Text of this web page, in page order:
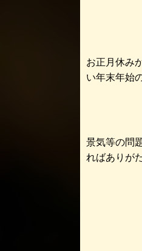
お正月休み
い年末年始
景気等の問
ればありが